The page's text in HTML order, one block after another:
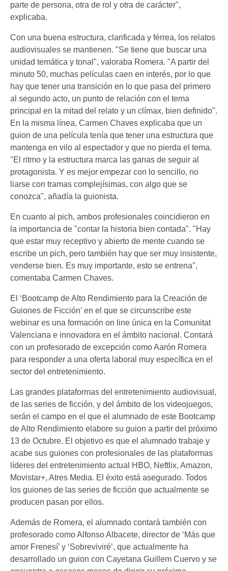
parte de persona, otra de rol y otra de carácter",
explicaba.
Con una buena estructura, clarificada y férrea, los relatos
audiovisuales se mantienen. "Se tiene que buscar una
unidad temática y tonal", valoraba Romera. "A partir del
minuto 50, muchas películas caen en interés, por lo que
hay que tener una transición en lo que pasa del primero
al segundo acto, un punto de relación con el tema
principal en la mitad del relato y un clímax, bien definido".
En la misma línea, Carmen Chaves explicaba que un
guion de una película tenía que tener una estructura que
mantenga en vilo al espectador y que no pierda el tema.
"El ritmo y la estructura marca las ganas de seguir al
protagonista. Y es mejor empezar con lo sencillo, no
liarse con tramas complejísimas, con algo que se
conozca", añadía la guionista.
En cuanto al pich, ambos profesionales coincidieron en
la importancia de "contar la historia bien contada". "Hay
que estar muy receptivo y abierto de mente cuando se
escribe un pich, pero también hay que ser muy insistente,
venderse bien. Es muy importante, esto se entrena",
comentaba Carmen Chaves.
El ‘Bootcamp de Alto Rendimiento para la Creación de
Guiones de Ficción’ en el que se circunscribe este
webinar es una formación on line única en la Comunitat
Valenciana e innovadora en el ámbito nacional. Contará
con un profesorado de excepción como Aarón Romera
para responder a una oferta laboral muy específica en el
sector del entretenimiento.
Las grandes plataformas del entretenimiento audiovisual,
de las series de ficción, y del ámbito de los videojuegos,
serán el campo en el que el alumnado de este Bootcamp
de Alto Rendimiento elabore su guion a partir del próximo
13 de Octubre. El objetivo es que el alumnado trabaje y
acabe sus guiones con profesionales de las plataformas
líderes del entretenimiento actual HBO, Neftlix, Amazon,
Movistar+, Atres Media. El éxito está asegurado. Todos
los guiones de las series de ficción que actualmente se
producen pasan por ellos.
Además de Romera, el alumnado contará también con
profesorado como Alfonso Albacete, director de ‘Más que
amor Frenesí’ y ‘Sobreviviré’, que actualmente ha
desarrollado un guion con Cayetana Guillem Cuervo y se